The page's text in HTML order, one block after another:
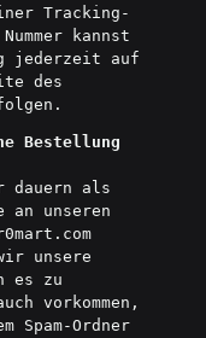
Tracking-
kannst
jederzeit auf
des
Bestellung
dauern als
unseren
unsere
es zu
vorkommen,
Spam-Ordner